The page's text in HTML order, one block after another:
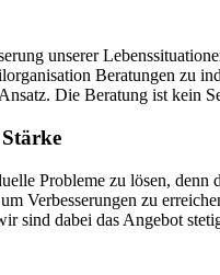
unserer
Beratungen zu
Die Beratung ist
Probleme zu lösen,
Verbesserungen zu
sind dabei das Angebot